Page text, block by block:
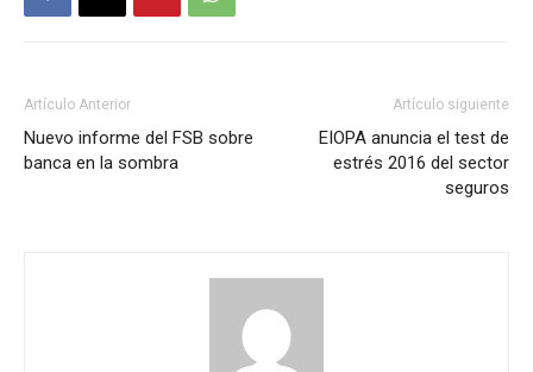
Artículo Anterior
Nuevo informe del FSB sobre
banca en la sombra
Artículo siguiente
EIOPA anuncia el test de
estrés 2016 del sector
seguros